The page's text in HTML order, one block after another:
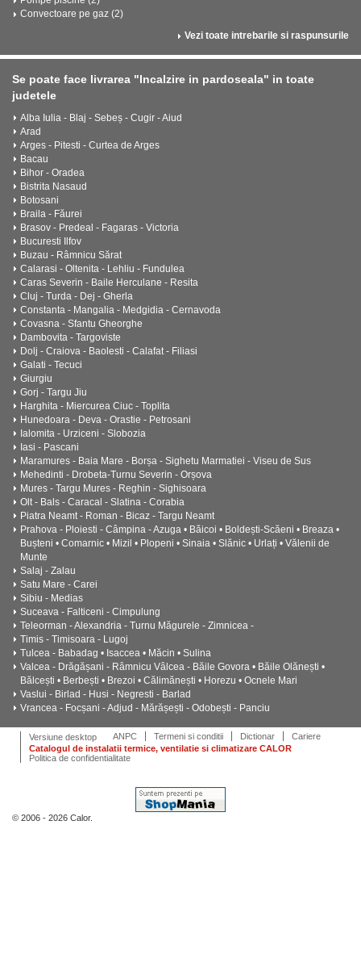
Convectoare pe gaz (2)
Vezi toate intrebarile si raspunsurile
Se poate face livrarea "Incalzire in pardoseala" in toate
judetele
Alba Iulia - Blaj - Sebeș - Cugir - Aiud
Arad
Arges - Pitesti - Curtea de Arges
Bacau
Bihor - Oradea
Bistrita Nasaud
Botosani
Braila - Făurei
Brasov - Predeal - Fagaras - Victoria
Bucuresti Ilfov
Buzau - Râmnicu Sărat
Calarasi - Oltenita - Lehliu - Fundulea
Caras Severin - Baile Herculane - Resita
Cluj - Turda - Dej - Gherla
Constanta - Mangalia - Medgidia - Cernavoda
Covasna - Sfantu Gheorghe
Dambovita - Targoviste
Dolj - Craiova - Baolesti - Calafat - Filiasi
Galati - Tecuci
Giurgiu
Gorj - Targu Jiu
Harghita - Miercurea Ciuc - Toplita
Hunedoara - Deva - Orastie - Petrosani
Ialomita - Urziceni - Slobozia
Iasi - Pascani
Maramures - Baia Mare - Borșa - Sighetu Marmatiei - Viseu de Sus
Mehedinti - Drobeta-Turnu Severin - Orșova
Mures - Targu Mures - Reghin - Sighisoara
Olt - Bals - Caracal - Slatina - Corabia
Piatra Neamt - Roman - Bicaz - Targu Neamt
Prahova - Ploiesti - Câmpina - Azuga • Băicoi • Boldești-Scăeni • Breaza •
Bușteni • Comarnic • Mizil • Plopeni • Sinaia • Slănic • Urlați • Vălenii de
Munte
Salaj - Zalau
Satu Mare - Carei
Sibiu - Medias
Suceava - Falticeni - Cimpulung
Teleorman - Alexandria - Turnu Măgurele - Zimnicea -
Timis - Timisoara - Lugoj
Tulcea - Babadag • Isaccea • Măcin • Sulina
Valcea - Drăgășani - Râmnicu Vâlcea - Băile Govora • Băile Olănești •
Bălcești • Berbești • Brezoi • Călimănești • Horezu • Ocnele Mari
Vaslui - Birlad - Husi - Negresti - Barlad
Vrancea - Focșani - Adjud - Mărășești - Odobești - Panciu
Versiune desktop ANPC Termeni si conditii Dictionar
Cariere
Catalogul de instalatii termice, ventilatie si climatizare CALOR
Politica de confidentialitate
© 2006 - 2026 Calor.